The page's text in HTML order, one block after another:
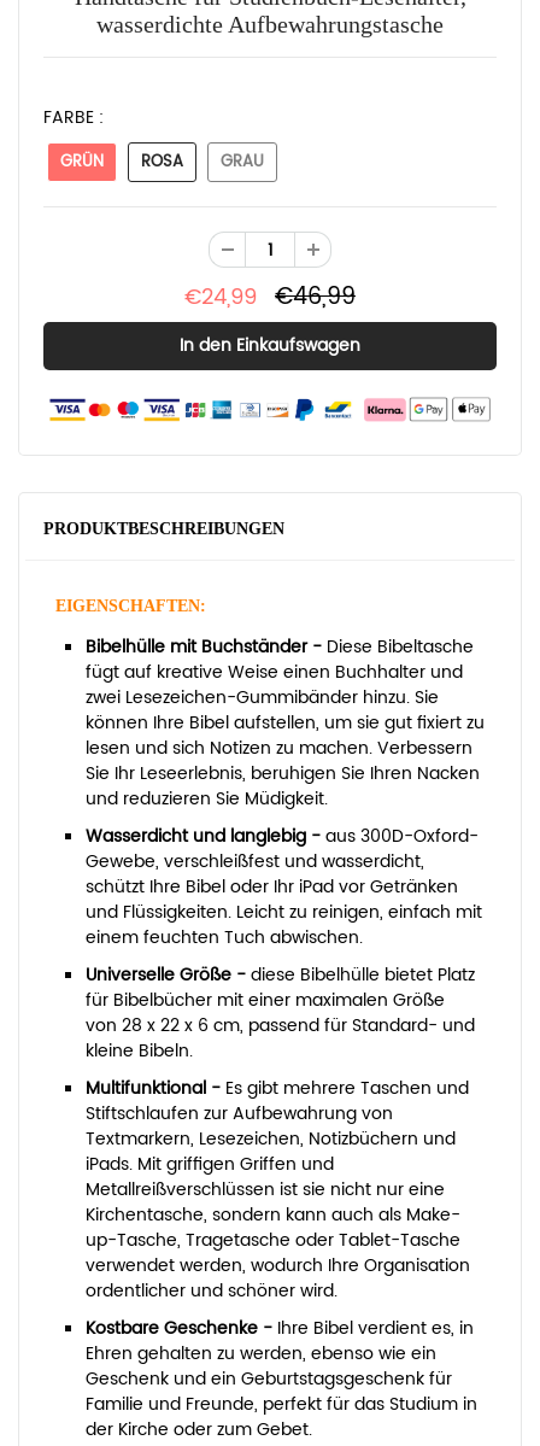
wasserdichte Aufbewahrungstasche
FARBE :
GRÜN ROSA GRAU
€24,99 €46,99
PRODUKTBESCHREIBUNGEN
EIGENSCHAFTEN:
Bibelhülle mit Buchständer - Diese Bibeltasche
fügt auf kreative Weise einen Buchhalter und
zwei Lesezeichen-Gummibänder hinzu. Sie
können Ihre Bibel aufstellen, um sie gut fixiert zu
lesen und sich Notizen zu machen. Verbessern
Sie Ihr Leseerlebnis, beruhigen Sie Ihren Nacken
und reduzieren Sie Müdigkeit.
Wasserdicht und langlebig -aus 300D-Oxford-
Gewebe, verschleißfest und wasserdicht,
schützt Ihre Bibel oder Ihr iPad vor Getränken
und Flüssigkeiten. Leicht zu reinigen, einfach mit
einem feuchten Tuch abwischen.
Universelle Größe -diese Bibelhülle bietet Platz
für Bibelbücher mit einer maximalen Größe
von 28 x 22 x 6 cm, passend für Standard- und
kleine Bibeln.
Multifunktional - Es gibt mehrere Taschen und
Stiftschlaufen zur Aufbewahrung von
Textmarkern, Lesezeichen, Notizbüchern und
iPads. Mit griffigen Griffen und
Metallreißverschlüssen ist sie nicht nur eine
Kirchentasche, sondern kann auch als Make-
up-Tasche, Tragetasche oder Tablet-Tasche
verwendet werden, wodurch Ihre Organisation
ordentlicher und schöner wird.
Kostbare Geschenke - Ihre Bibel verdient es, in
Ehren gehalten zu werden, ebenso wie ein
Geschenk und ein Geburtstagsgeschenk für
Familie und Freunde, perfekt für das Studium in
der Kirche oder zum Gebet.